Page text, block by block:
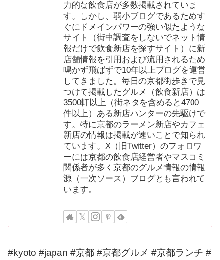
力的な飲食店が多数掲載されていま
す。しかし、弱小ブログであるためす
ぐにドメインパワーの強い似たような
サイト（街中調査をしないでネット情
報だけで飲食新店を探すサイト）に新
店舗情報を引用および流用されるため
鳴かず飛ばずで10年以上ブログを運営
してきました。毎日の京都街歩きで見
つけて掲載したグルメ（飲食新店）は
3500軒以上（街ネタを含めると4700
件以上）ある新店ハンターの先駆けで
す。特に京都のラーメン新店やカフェ
新店の情報は掲載が速いことで知られ
ています。X（旧Twitter）のフォロワ
ーには京都の飲食店経営者やマスコミ
関係者が多く京都のグルメ情報の情報
源（一次ソース）ブログとも言われて
います。
#kyoto #japan #京都 #京都グルメ #京都ランチ #